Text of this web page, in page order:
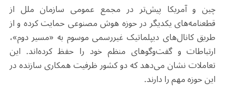
چین و آمریکا پیش‌تر در مجمع عمومی سازمان ملل از
قطعنامه‌های یکدیگر در حوزه هوش مصنوعی حمایت کرده و از
طریق کانال‌های دیپلماتیک غیررسمی موسوم به «مسیر دوم»،
ارتباطات و گفت‌وگوهای منظم خود را حفظ کرده‌اند. این
تعاملات نشان می‌دهد که دو کشور ظرفیت همکاری سازنده در
این حوزه مهم را دارند.